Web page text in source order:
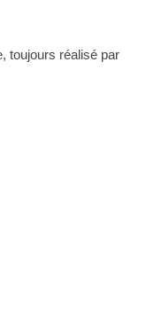
toujours réalisé par